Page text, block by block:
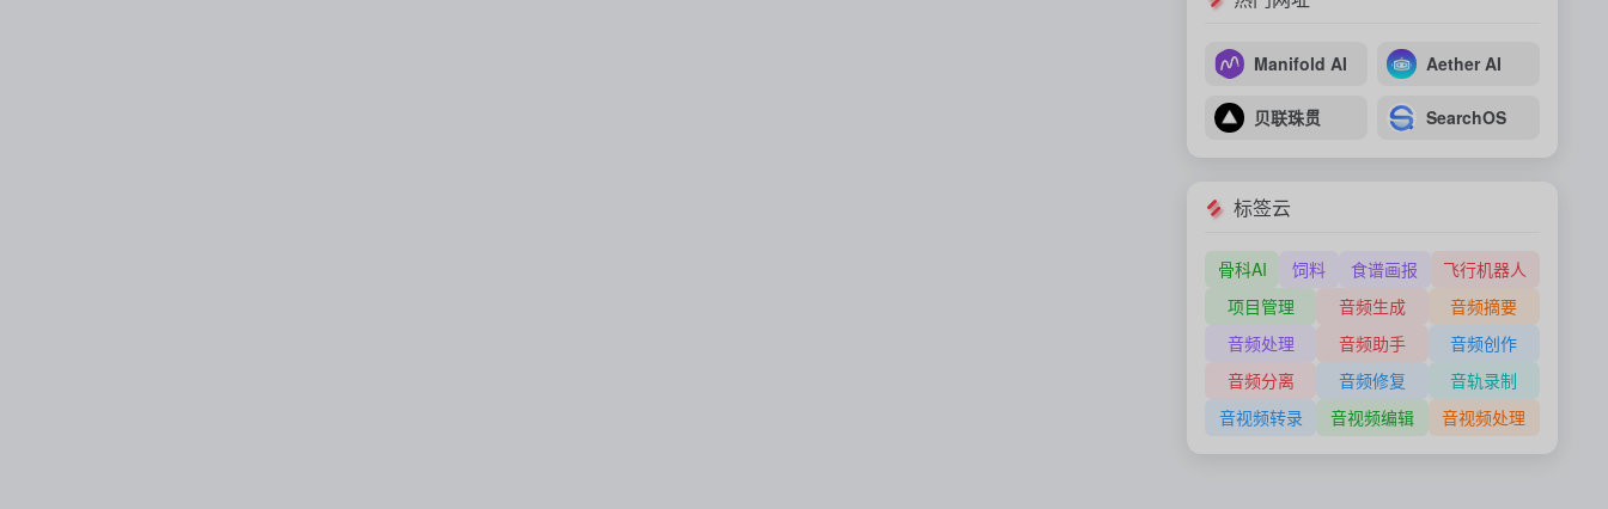
Manifold AI Aether AI
贝联珠贯 SearchOS
标签云
骨科AI 饲料 食谱画报
飞行机器人
项目管理
音频生成
音频摘要
音频处理
音频助手
音频创作
音频分离
音频修复
音轨录制
音视频转录
音视频编辑 音视频处理